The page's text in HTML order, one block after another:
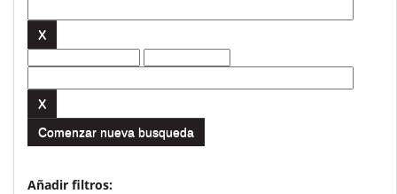
Comenzar nueva busqueda
Añadir filtros: